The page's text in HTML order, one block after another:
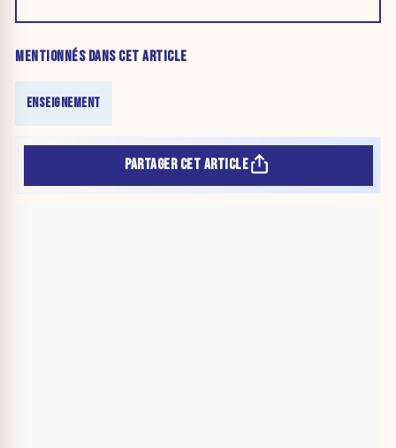
MENTIONNÉS DANS CET ARTICLE
ENSEIGNEMENT
PARTAGER CET ARTICLE